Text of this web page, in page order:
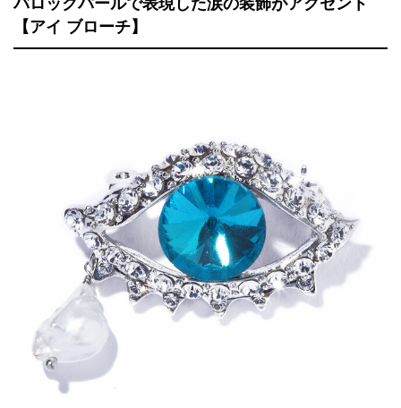
バロックパールで表現した涙の装飾がアクセント
【アイ ブローチ】